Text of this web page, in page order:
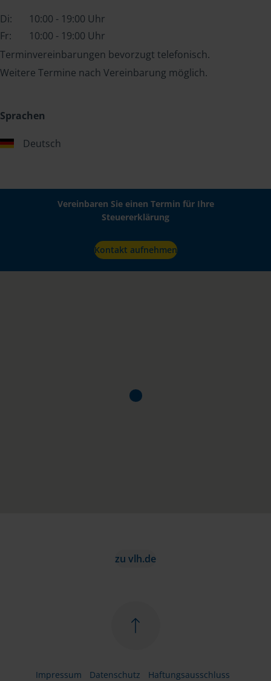
Di:
10:00 - 19:00 Uhr
Fr:
10:00 - 19:00 Uhr
Terminvereinbarungen bevorzugt telefonisch.
Weitere Termine nach Vereinbarung möglich.
Sprachen
Deutsch
Vereinbaren Sie einen Termin für Ihre
Steuererklärung
Kontakt aufnehmen
zu vlh.de
Impressum Datenschutz Haftungsausschluss